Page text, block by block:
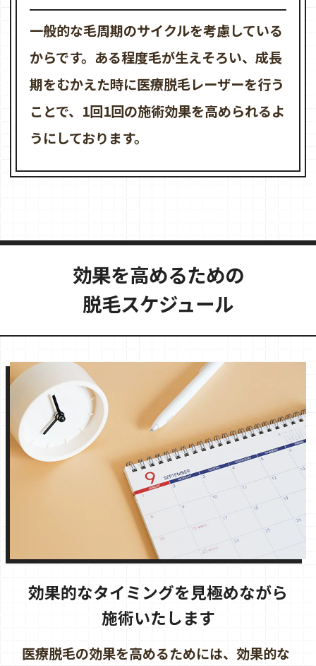
一般的な毛周期のサイクルを考慮している
からです。ある程度毛が生えそろい、成長
期をむかえた時に医療脱毛レーザーを行う
ことで、1回1回の施術効果を高められるよ
うにしております。
効果を高めるための
脱毛スケジュール
効果的なタイミングを見極めながら
施術いたします
医療脱毛の効果を高めるためには、効果的な